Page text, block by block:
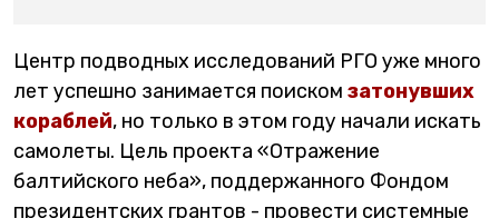
Центр подводных исследований РГО уже много
лет успешно занимается поиском затонувших
кораблей, но только в этом году начали искать
самолеты. Цель проекта «Отражение
балтийского неба», поддержанного Фондом
президентских грантов - провести системные